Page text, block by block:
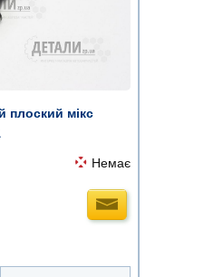
плоский мікс
Немає